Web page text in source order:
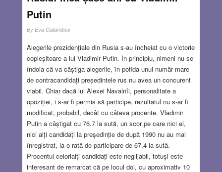
Putin
By Eva Galambos
Alegerile prezidențiale din Rusia s-au încheiat cu o victorie
copleșitoare a lui Vladimir Putin. În principiu, nimeni nu se
îndoia că va câștiga alegerile, în pofida unui număr mare
de contracandidați președintele rus nu avea un concurent
viabil. Chiar dacă lui Alexei Navalnîi, personalitate a
opoziției, i s-ar fi permis să participe, rezultatul nu s-ar fi
modificat, probabil, decât cu câteva procente. Vladimir
Putin a câștigat cu 76.7 la sută, un scor pe care nici el,
nici alți candidați la președinție de după 1990 nu au mai
înregistrat, la o rată de participare de 67,4 la sută.
Procentul celorlalți candidați este neglijabil, totuși este
interesant de remarcat că pe locul doi, cu aproximativ 10